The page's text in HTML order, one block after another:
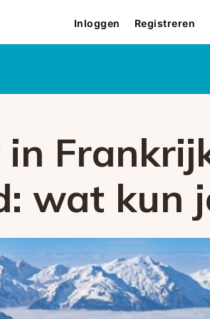
Inloggen Registreren
wat kun